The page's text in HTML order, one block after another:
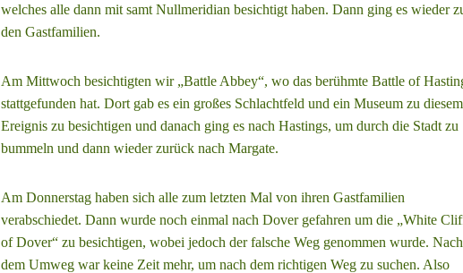
welches alle dann mit samt Nullmeridian besichtigt haben. Dann ging es wieder
den Gastfamilien.
Am Mittwoch besichtigten wir „Battle Abbey“, wo das berühmte Battle of
stattgefunden hat. Dort gab es ein großes Schlachtfeld und ein Museum zu diesem
Ereignis zu besichtigen und danach ging es nach Hastings, um durch die Stadt zu
bummeln und dann wieder zurück nach Margate.
Am Donnerstag haben sich alle zum letzten Mal von ihren Gastfamilien
verabschiedet. Dann wurde noch einmal nach Dover gefahren um die „White
of Dover“ zu besichtigen, wobei jedoch der falsche Weg genommen wurde. Nach
dem Umweg war keine Zeit mehr, um nach dem richtigen Weg zu suchen. Also